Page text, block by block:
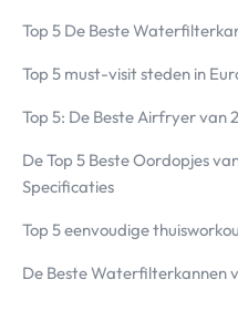
Top 5 De Beste
Top 5 must-visit steden in
Top 5: De Beste Airfryer van
De Top 5 Beste Oordopjes
Specificaties
Top 5 eenvoudige
De Beste Waterfilterkannen